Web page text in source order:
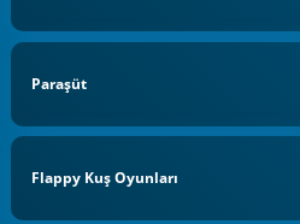
Paraşüt
Flappy Kuş Oyunları